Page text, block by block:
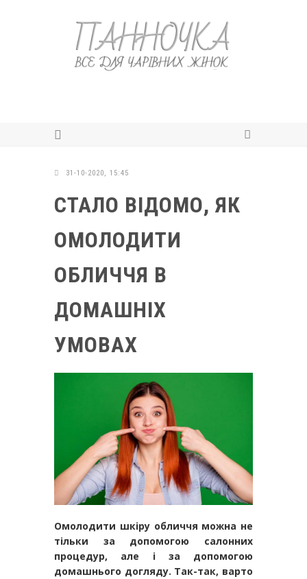
31-10-2020, 15:45
СТАЛО ВІДОМО, ЯК
ОМОЛОДИТИ
ОБЛИЧЧЯ В
ДОМАШНІХ
УМОВАХ
Омолодити шкіру обличчя можна не
тільки за допомогою салонних
процедур, але і за допомогою
домашнього догляду. Так-так, варто